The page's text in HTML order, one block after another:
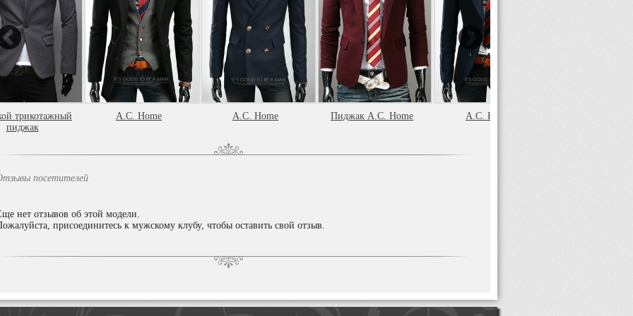
трикотажный
пиджак
A.C. Home A.C. Home Пиджак A.C. Home A.C. Home
посетителей
нет отзывов об этой модели.
присоединитесь к мужскому клубу, чтобы оставить свой отзыв.